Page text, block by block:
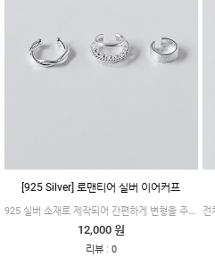
[925 Silver] 로맨티어 실버 이어커프
925 실버 소재로 제작되어 간편하게 변형을 주어 쉽게 착용할수있어요
12,000 원
리뷰: 0